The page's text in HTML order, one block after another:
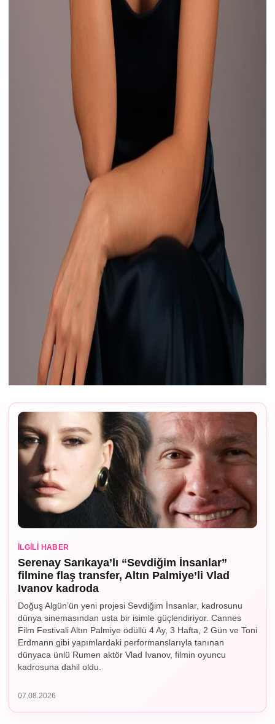
İLGILI HABER
Serenay Sarıkaya’lı “Sevdiğim İnsanlar”
filmine flaş transfer, Altın Palmiye’li Vlad
Ivanov kadroda
Doğuş Algün’ün yeni projesi Sevdiğim İnsanlar, kadrosunu
dünya sinemasından usta bir isimle güçlendiriyor. Cannes
Film Festivali Altın Palmiye ödüllü 4 Ay, 3 Hafta, 2 Gün ve Toni
Erdmann gibi yapımlardaki performanslarıyla tanınan
dünyaca ünlü Rumen aktör Vlad Ivanov, filmin oyuncu
kadrosuna dahil oldu.
07.08.2026